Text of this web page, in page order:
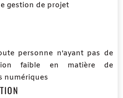
gestion de projet
personne n'ayant pas de
faible en matière de
numériques